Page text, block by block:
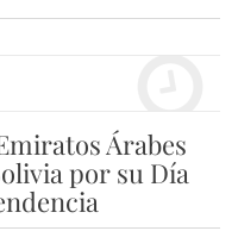
Árabes
por su Día